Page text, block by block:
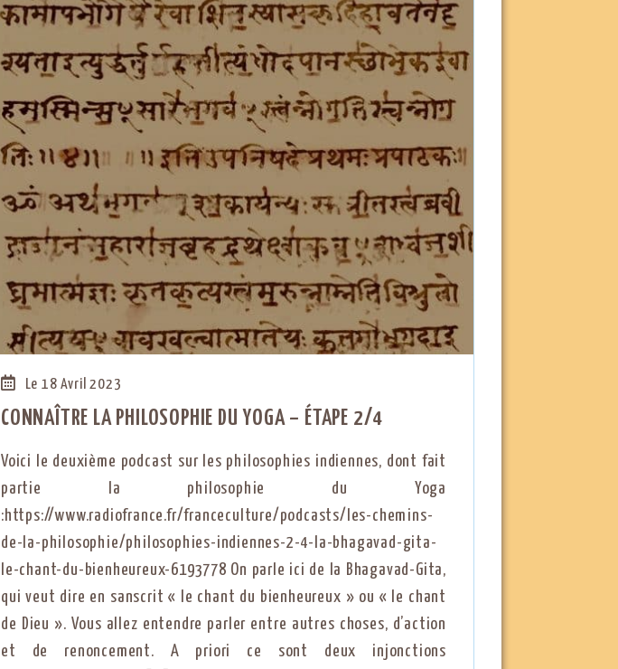
Le 18 Avril 2023
CONNAÎTRE LA PHILOSOPHIE DU YOGA – ÉTAPE 2/4
Voici le deuxième podcast sur les philosophies indiennes, dont fait
partie la philosophie du Yoga
:https://www.radiofrance.fr/franceculture/podcasts/les-chemins-
de-la-philosophie/philosophies-indiennes-2-4-la-bhagavad-gita-
le-chant-du-bienheureux-6193778 On parle ici de la Bhagavad-Gita,
qui veut dire en sanscrit « le chant du bienheureux » ou « le chant
de Dieu ». Vous allez entendre parler entre autres choses, d’action
et de renoncement. A priori ce sont deux injonctions